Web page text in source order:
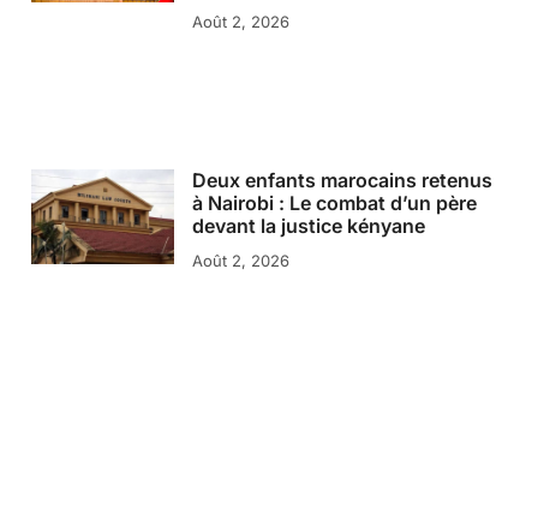
Août 2, 2026
Deux enfants marocains retenus
à Nairobi : Le combat d’un père
devant la justice kényane
Août 2, 2026